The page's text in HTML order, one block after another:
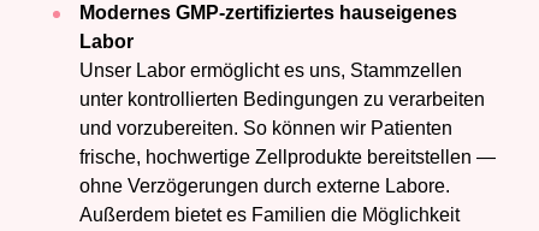
Modernes GMP-zertifiziertes hauseigenes
Labor
Unser Labor ermöglicht es uns, Stammzellen
unter kontrollierten Bedingungen zu verarbeiten
und vorzubereiten. So können wir Patienten
frische, hochwertige Zellprodukte bereitstellen —
ohne Verzögerungen durch externe Labore.
Außerdem bietet es Familien die Möglichkeit